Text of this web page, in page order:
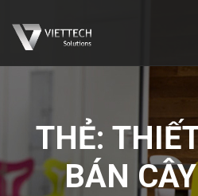
THẺ:
BÁN